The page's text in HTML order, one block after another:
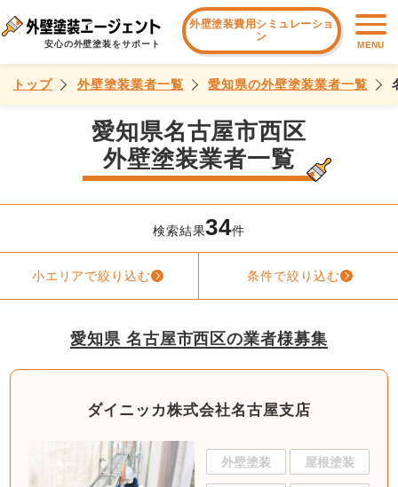
安心の外壁塗装をサポート
外壁塗装費用シミュレーショ
ン
MENU
トップ 外壁塗装業者一覧 愛知県の外壁塗装業者一覧
愛知県名古屋市西区
外壁塗装業者一覧
検索結果34件
小エリアで絞り込む 条件で絞り込む
愛知県 名古屋市西区の業者様募集
ダイニッカ株式会社名古屋支店
外壁塗装 屋根塗装